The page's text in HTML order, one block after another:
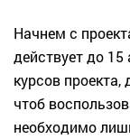
Начнем с
действует до
курсов
чтоб
необходимо